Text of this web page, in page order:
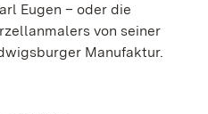
Eugen – oder die
von seiner
Manufaktur.